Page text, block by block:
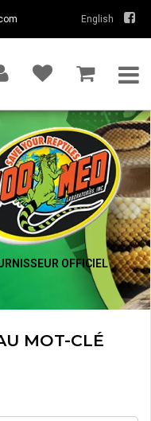
English
OFFICIEL
MOT-CLÉ